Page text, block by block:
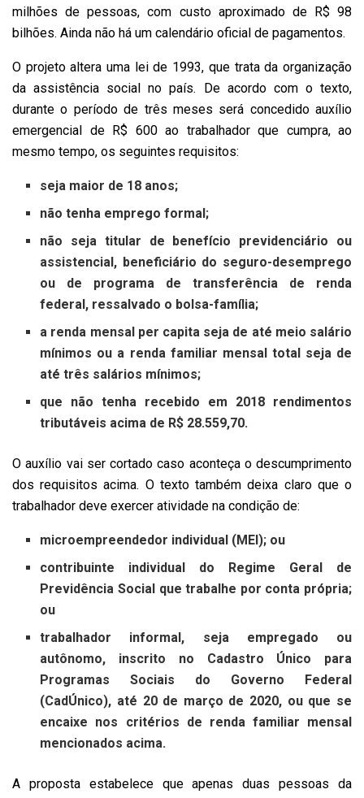
milhões de pessoas, com custo aproximado de R$ 98
bilhões. Ainda não há um calendário oficial de pagamentos.
O projeto altera uma lei de 1993, que trata da organização
da assistência social no país. De acordo com o texto,
durante o período de três meses será concedido auxílio
emergencial de R$ 600 ao trabalhador que cumpra, ao
mesmo tempo, os seguintes requisitos:
seja maior de 18 anos;
não tenha emprego formal;
não seja titular de benefício previdenciário ou
assistencial, beneficiário do seguro-desemprego
ou de programa de transferência de renda
federal, ressalvado o bolsa-família;
a renda mensal per capita seja de até meio salário
mínimos ou a renda familiar mensal total seja de
até três salários mínimos;
que não tenha recebido em 2018 rendimentos
tributáveis acima de R$ 28.559,70.
O auxílio vai ser cortado caso aconteça o descumprimento
dos requisitos acima. O texto também deixa claro que o
trabalhador deve exercer atividade na condição de:
microempreendedor individual (MEI); ou
contribuinte individual do Regime Geral de
Previdência Social que trabalhe por conta própria;
ou
trabalhador informal, seja empregado ou
autônomo, inscrito no Cadastro Único para
Programas Sociais do Governo Federal
(CadÚnico), até 20 de março de 2020, ou que se
encaixe nos critérios de renda familiar mensal
mencionados acima.
A proposta estabelece que apenas duas pessoas da